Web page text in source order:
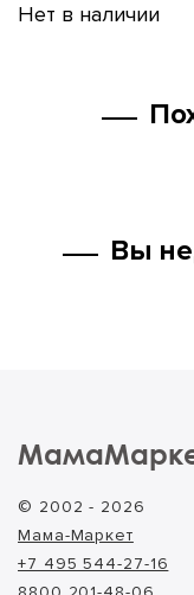
Нет в наличии
Вы
© 2002 - 2026
Мама-Маркет
+7 495 544-27-16